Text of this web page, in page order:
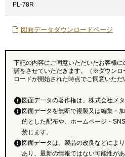
PL-78R
図面データダウンロードページ
下記の内容にご同意いただいたお客様
諾をさせていただきます。（※ダウンロ
ロードが開始された時点でご同意いただ
図面データの著作権は、株式会社メ
図面データを無断で複製又は編集・
的とした配布や、ホームページ・
禁じます。
図面データは、製品の改良などによ
あり、最新の情報ではない可能性があ